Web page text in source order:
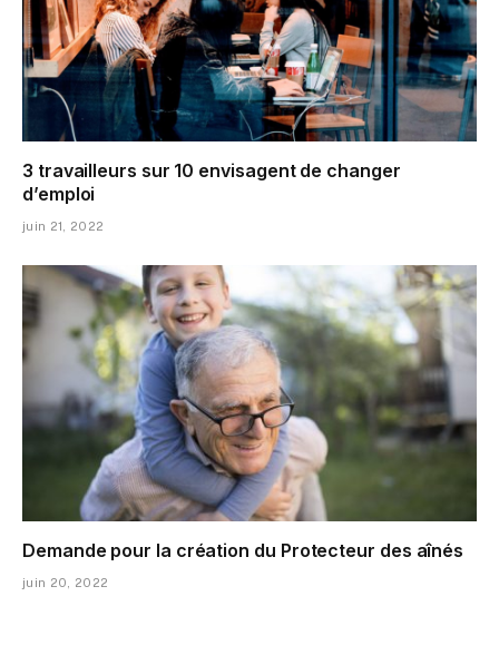
3 travailleurs sur 10 envisagent de changer
d’emploi
juin 21, 2022
Demande pour la création du Protecteur des aînés
juin 20, 2022